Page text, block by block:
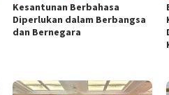
Kesantunan Berbahasa
Diperlukan dalam Berbangsa
dan Bernegara